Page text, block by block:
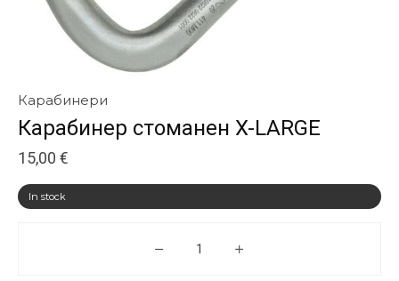
Карабинери
Карабинер стоманен X-LARGE
15,00 €
In stock
Карабинер стоманен X-